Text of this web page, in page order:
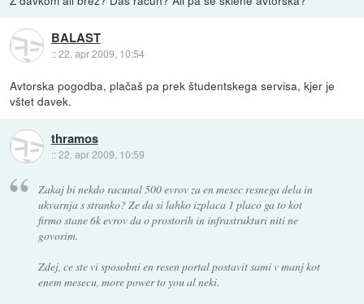
BALAST
::22. apr 2009, 10:54
Avtorska pogodba, plačaš pa prek študentskega servisa, kjer je
vštet davek.
thramos
::22. apr 2009, 10:59
Zakaj bi nekdo racunal 500 evrov za en mesec resnega dela in
ukvarnja s stranko? Ze da si lahko izplaca 1 placo ga to kot
firmo stane 6k evrov da o prostorih in infrastrukturi niti ne
govorim.
Zdej, ce ste vi sposobni en resen portal postavit sami v manj kot
enem mesecu, more power to you al neki.